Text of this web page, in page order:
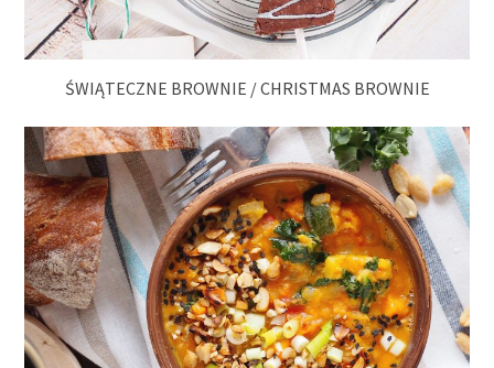
ŚWIĄTECZNE BROWNIE / CHRISTMAS BROWNIE